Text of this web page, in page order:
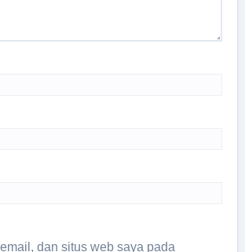
dan situs web saya pada